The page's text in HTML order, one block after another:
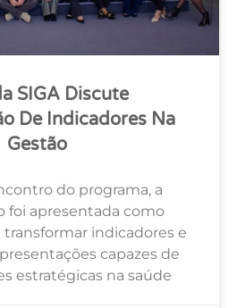
SIGA Discute
De Indicadores Na
Gestão
do programa, a
foi apresentada como
indicadores e
capazes de
estratégicas na saúde